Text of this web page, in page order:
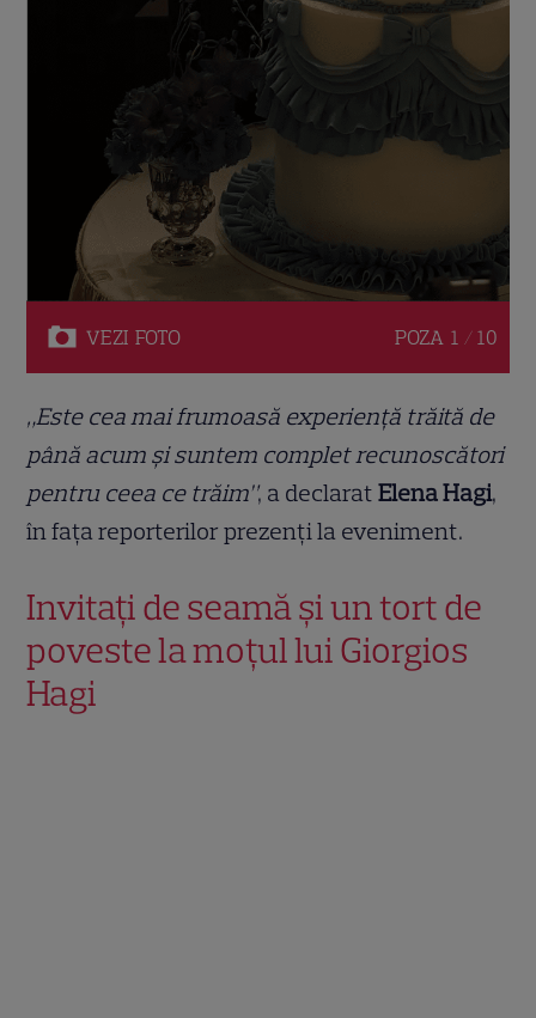
VEZI FOTO POZA 1 / 10
„Este cea mai frumoasă experiență trăită de
până acum și suntem complet recunoscători
pentru ceea ce trăim”, a declaratElena Hagi,
în fața reporterilor prezenți la eveniment.
Invitați de seamă și un tort de
poveste la moțul lui Giorgios
Hagi